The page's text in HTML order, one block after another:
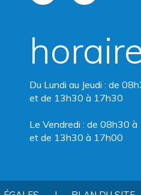
le
Facebook
le
Du Lundi au Jeudi : de
et de 13h30 à 17h30
Le Vendredi : de 08h30
et de 13h30 à 17h00